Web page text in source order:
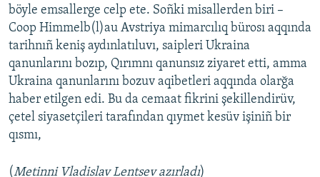
böyle emsallerge celp ete. Soñki misallerden biri –
Coop Himmelb(l)au Avstriya mimarcılıq bürosı aqqında
tarihnıñ keniş aydınlatıluvı, saipleri Ukraina
qanunlarını bozıp, Qırımnı qanunsız ziyaret etti, amma
Ukraina qanunlarını bozuv aqibetleri aqqında olarğa
haber etilgen edi. Bu da cemaat fikrini şekillendirüv,
çetel siyasetçileri tarafından qıymet kesüv işiniñ bir
qısmı,
(Metinni Vladislav Lentsev azırladı)